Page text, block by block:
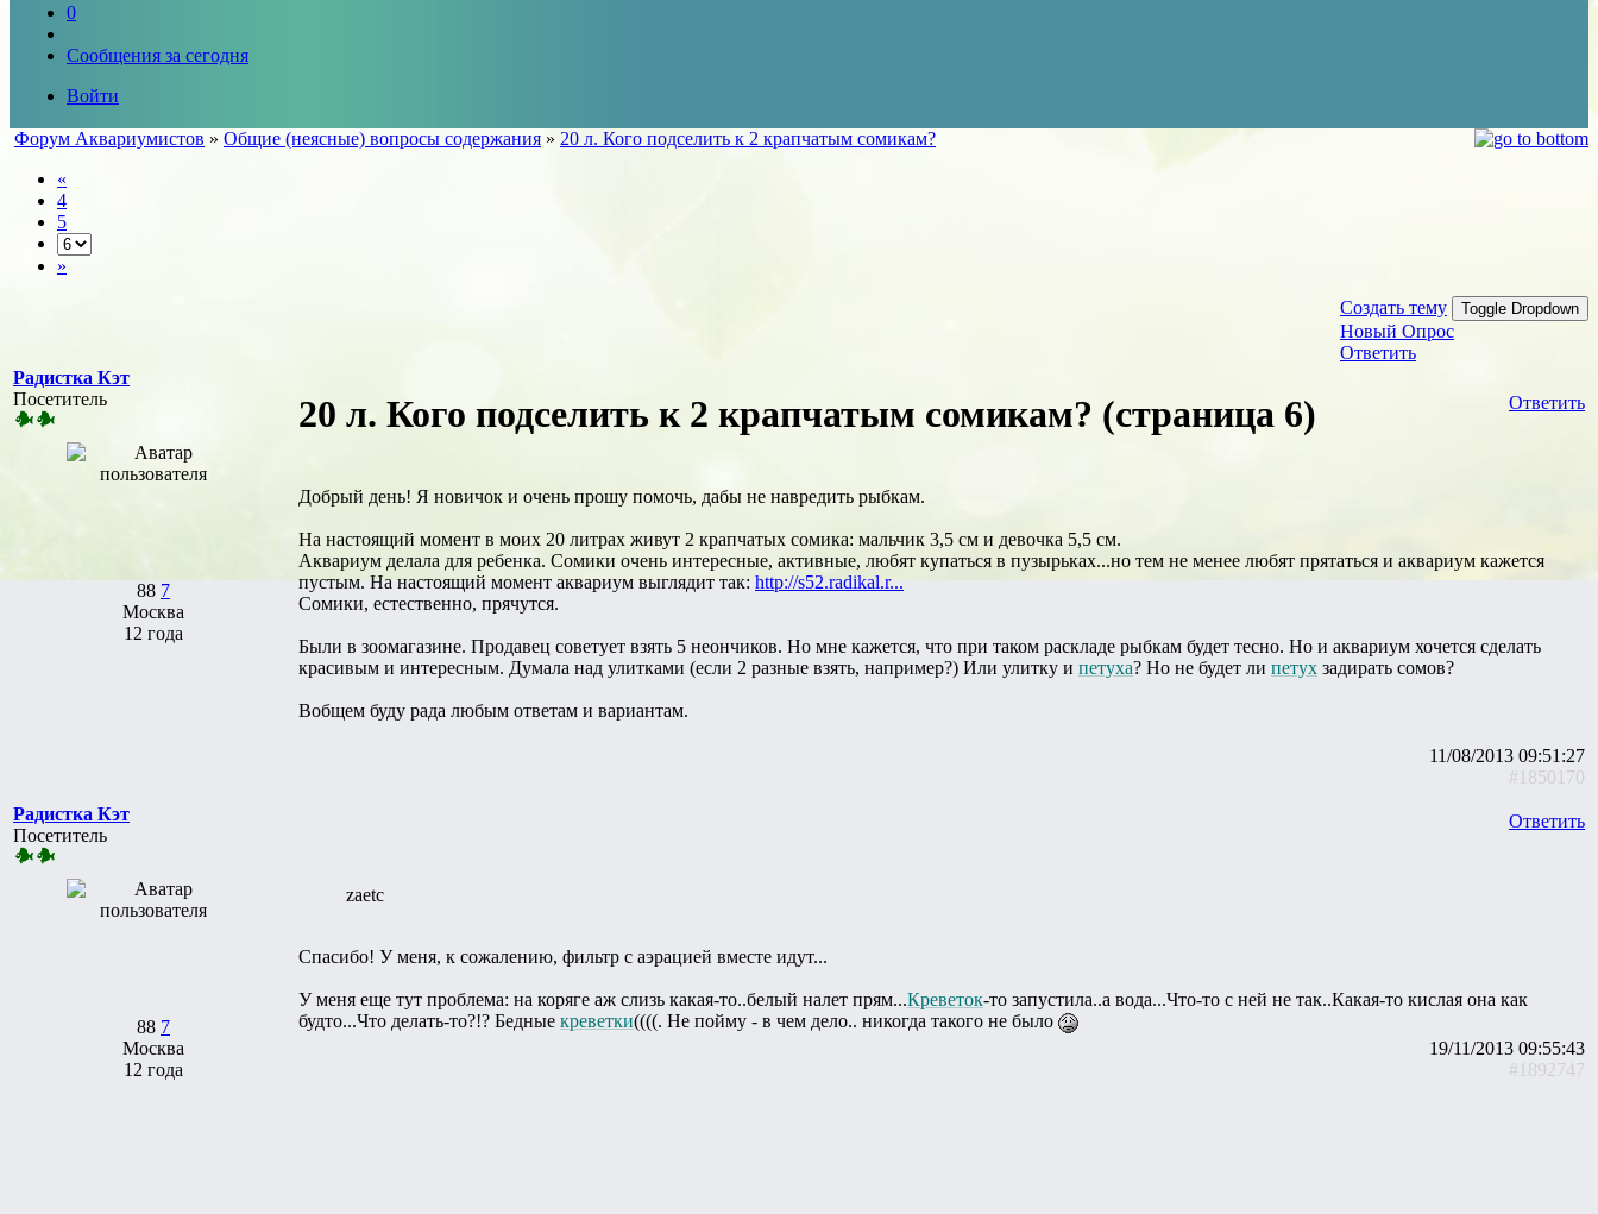
0
Сообщения за сегодня
Войти
Форум Аквариумистов » Общие (неясные) вопросы содержания » 20 л. Кого подселить к 2 крапчатым сомикам?
«
4
5
»
Создать тему Toggle Dropdown
Новый Опрос
Ответить
Радистка Кэт
Посетитель
88 7
Москва
12 года
Ответить
20 л. Кого подселить к 2 крапчатым сомикам? (страница 6)
Добрый день! Я новичок и очень прошу помочь, дабы не навредить рыбкам.
На настоящий момент в моих 20 литрах живут 2 крапчатых сомика: мальчик 3,5 см и девочка 5,5 см.
Аквариум делала для ребенка. Сомики очень интересные, активные, любят купаться в пузырьках...но тем не менее любят прятаться и аквариум кажется
пустым. На настоящий момент аквариум выглядит так: http://s52.radikal.r...
Сомики, естественно, прячутся.
Были в зоомагазине. Продавец советует взять 5 неончиков. Но мне кажется, что при таком раскладе рыбкам будет тесно. Но и аквариум хочется сделать
красивым и интересным. Думала над улитками (если 2 разные взять, например?) Или улитку и петуха? Но не будет ли петух задирать сомов?
Вобщем буду рада любым ответам и вариантам.
11/08/2013 09:51:27
#1850170
Радистка Кэт
Посетитель
88 7
Москва
12 года
Ответить
zaetc
Спасибо! У меня, к сожалению, фильтр с аэрацией вместе идут...
У меня еще тут проблема: на коряге аж слизь какая-то..белый налет прям...Креветок-то запустила..а вода...Что-то с ней не так..Какая-то кислая она как
будто...Что делать-то?!? Бедные креветки((((. Не пойму - в чем дело.. никогда такого не было
19/11/2013 09:55:43
#1892747